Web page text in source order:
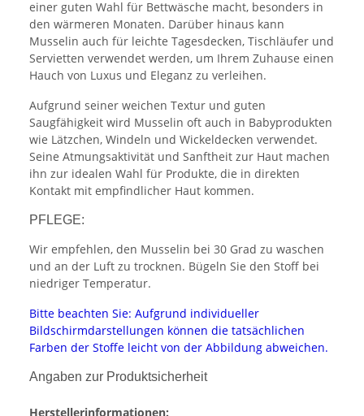
einer guten Wahl für Bettwäsche macht, besonders in
den wärmeren Monaten. Darüber hinaus kann
Musselin auch für leichte Tagesdecken, Tischläufer und
Servietten verwendet werden, um Ihrem Zuhause einen
Hauch von Luxus und Eleganz zu verleihen.
Aufgrund seiner weichen Textur und guten
Saugfähigkeit wird Musselin oft auch in Babyprodukten
wie Lätzchen, Windeln und Wickeldecken verwendet.
Seine Atmungsaktivität und Sanftheit zur Haut machen
ihn zur idealen Wahl für Produkte, die in direkten
Kontakt mit empfindlicher Haut kommen.
PFLEGE:
Wir empfehlen, den Musselin bei 30 Grad zu waschen
und an der Luft zu trocknen. Bügeln Sie den Stoff bei
niedriger Temperatur.
Bitte beachten Sie: Aufgrund individueller
Bildschirmdarstellungen können die tatsächlichen
Farben der Stoffe leicht von der Abbildung abweichen.
Angaben zur Produktsicherheit
Herstellerinformationen: